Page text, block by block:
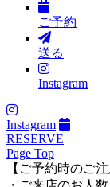
ご予約
送る
Instagram
Instagram
RESERVE
Page Top
【ご予約時のご注